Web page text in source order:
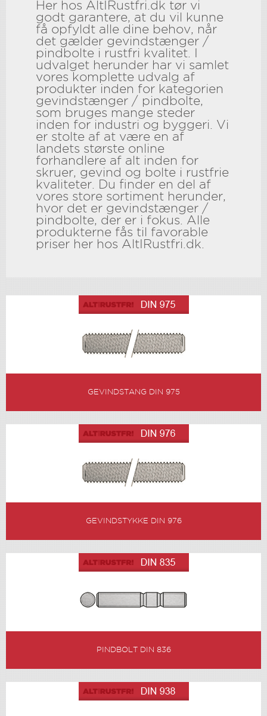
Her hos AltIRustfri.dk tør vi
godt garantere, at du vil kunne
få opfyldt alle dine behov, når
det gælder gevindstænger /
pindbolte i rustfri kvalitet. I
udvalget herunder har vi samlet
vores komplette udvalg af
produkter inden for kategorien
gevindstænger / pindbolte,
som bruges mange steder
inden for industri og byggeri. Vi
er stolte af at være en af
landets største online
forhandlere af alt inden for
skruer, gevind og bolte i rustfrie
kvaliteter. Du finder en del af
vores store sortiment herunder,
hvor det er gevindstænger /
pindbolte, der er i fokus. Alle
produkterne fås til favorable
priser her hos AltIRustfri.dk.
GEVINDSTANG DIN 975
GEVINDSTYKKE DIN 976
PINDBOLT DIN 836